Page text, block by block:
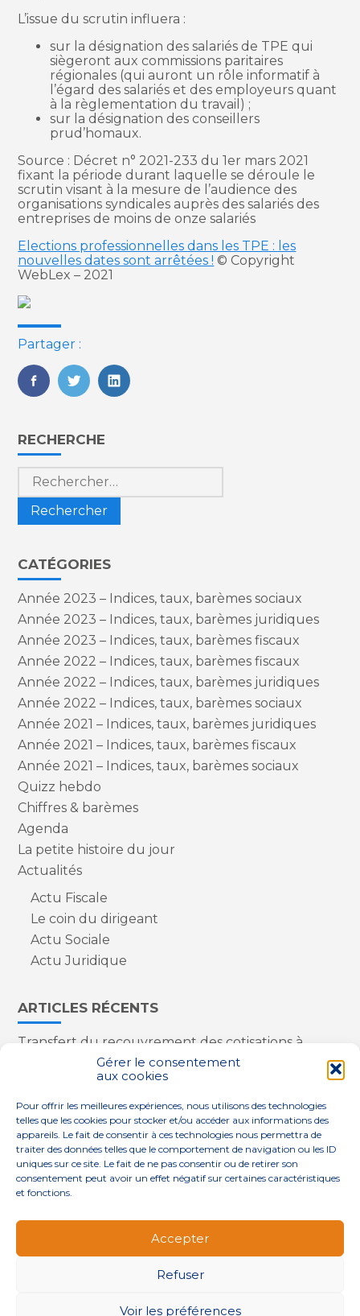
Gérer le consentement
aux cookies
Pour offrir les meilleures expériences, nous utilisons des technologies
telles que les cookies pour stocker et/ou accéder aux informations des
appareils. Le fait de consentir à ces technologies nous permettra de
traiter des données telles que le comportement de navigation ou les ID
uniques sur ce site. Le fait de ne pas consentir ou de retirer son
consentement peut avoir un effet négatif sur certaines caractéristiques
et fonctions.
Accepter
Refuser
Voir les préférences
L’issue du scrutin influera :
sur la désignation des salariés de TPE qui
siègeront aux commissions paritaires
régionales (qui auront un rôle informatif à
l’égard des salariés et des employeurs quant
à la règlementation du travail) ;
sur la désignation des conseillers
prud’homaux.
Source : Décret n° 2021-233 du 1er mars 2021
fixant la période durant laquelle se déroule le
scrutin visant à la mesure de l’audience des
organisations syndicales auprès des salariés des
entreprises de moins de onze salariés
Elections professionnelles dans les TPE : les
nouvelles dates sont arrêtées ! © Copyright
WebLex – 2021
Partager :
FaceBook
TwitterLinkedIn
Blog
sidebar
RECHERCHE
Rechercher :
CATÉGORIES
Année 2023 – Indices, taux, barèmes sociaux
Année 2023 – Indices, taux, barèmes juridiques
Année 2023 – Indices, taux, barèmes fiscaux
Année 2022 – Indices, taux, barèmes fiscaux
Année 2022 – Indices, taux, barèmes juridiques
Année 2022 – Indices, taux, barèmes sociaux
Année 2021 – Indices, taux, barèmes juridiques
Année 2021 – Indices, taux, barèmes fiscaux
Année 2021 – Indices, taux, barèmes sociaux
Quizz hebdo
Chiffres & barèmes
Agenda
La petite histoire du jour
Actualités
Actu Fiscale
Le coin du dirigeant
Actu Sociale
Actu Juridique
ARTICLES RÉCENTS
Transfert du recouvrement des cotisations à
l’Urssaf : des nouveautés
Appareils reconditionnés : annulation de la
Contrôle de la qualité de l’air dans les ERP
Industriels : le point sur les dernières évolutions
réglementaires
Footer QUI SOMMES-NOUS ?
NOS SOLUTIONS
ACTUALITÉS CONTACT
MENTIONS LÉGALES